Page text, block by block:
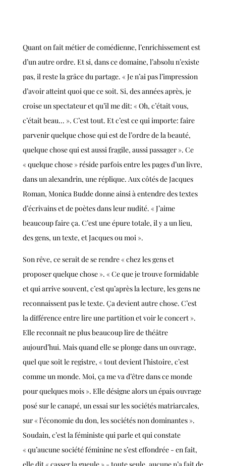
Quant on fait métier de comédienne, l’enrichissement est
d’un autre ordre. Et si, dans ce domaine, l’absolu n’existe
pas, il reste la grâce du partage. « Je n’ai pas l’impression
d’avoir atteint quoi que ce soit. Si, des années après, je
croise un spectateur et qu’il me dit: « Oh, c’était vous,
c’était beau... ». C’est tout. Et c’est ce qui importe: faire
parvenir quelque chose qui est de l’ordre de la beauté,
quelque chose qui est aussi fragile, aussi passager ». Ce
« quelque chose » réside parfois entre les pages d’un livre,
dans un alexandrin, une réplique. Aux côtés de Jacques
Roman, Monica Budde donne ainsi à entendre des textes
d’écrivains et de poètes dans leur nudité. « J’aime
beaucoup faire ça. C’est une épure totale, il y a un lieu,
des gens, un texte, et Jacques ou moi ».
Son rêve, ce serait de se rendre « chez les gens et
proposer quelque chose ». « Ce que je trouve formidable
et qui arrive souvent, c’est qu’après la lecture, les gens ne
reconnaissent pas le texte. Ça devient autre chose. C’est
la différence entre lire une partition et voir le concert ».
Elle reconnait ne plus beaucoup lire de théâtre
aujourd’hui. Mais quand elle se plonge dans un ouvrage,
quel que soit le registre, « tout devient l’histoire, c’est
comme un monde. Moi, ça me va d’être dans ce monde
pour quelques mois ». Elle désigne alors un épais ouvrage
posé sur le canapé, un essai sur les sociétés matriarcales,
sur « l’économie du don, les sociétés non dominantes ».
Soudain, c’est la féministe qui parle et qui constate
« qu’aucune société féminine ne s’est effondrée - en fait,